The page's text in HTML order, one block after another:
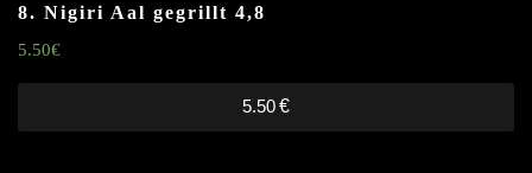
8. Nigiri Aal gegrillt 4,8
5.50€
5.50€